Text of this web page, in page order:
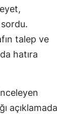
talep ve
hatıra
açıklamada